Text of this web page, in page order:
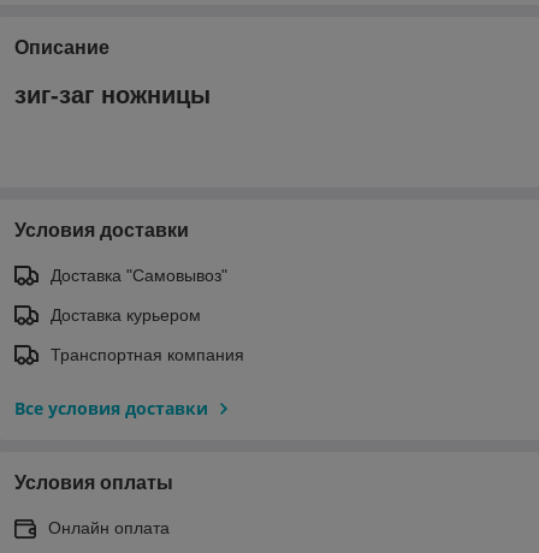
Описание
зиг-заг ножницы
Условия доставки
Доставка "Самовывоз"
Доставка курьером
Транспортная компания
Все условия доставки
Условия оплаты
Онлайн оплата